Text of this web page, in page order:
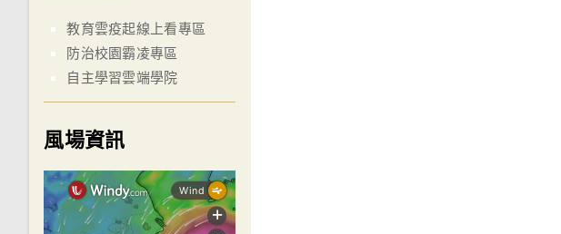
教育雲疫起線上看專區
防治校園霸凌專區
自主學習雲端學院
風場資訊